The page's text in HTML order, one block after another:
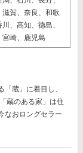
賀、奈良、和歌
、高知、徳島、
崎、鹿児島
蔵」に着目し、
蔵のある家」は住
なおロングセラー